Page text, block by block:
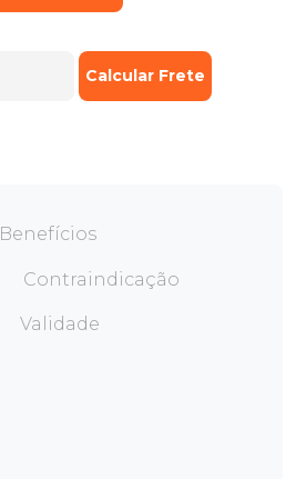
Benefícios
Contraindicação
Validade